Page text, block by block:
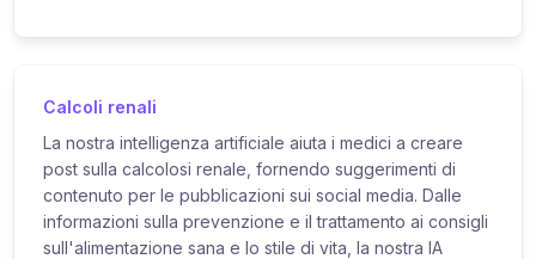
Calcoli renali
La nostra intelligenza artificiale aiuta i medici a creare
post sulla calcolosi renale, fornendo suggerimenti di
contenuto per le pubblicazioni sui social media. Dalle
informazioni sulla prevenzione e il trattamento ai consigli
sull'alimentazione sana e lo stile di vita, la nostra IA